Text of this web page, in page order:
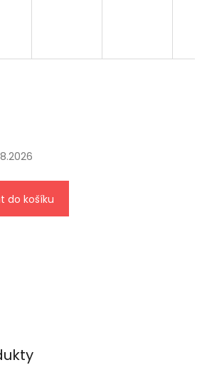
do košíku